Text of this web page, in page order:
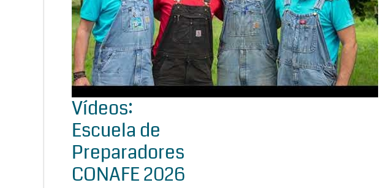
Vídeos:
Escuela de
Preparadores
CONAFE 2026